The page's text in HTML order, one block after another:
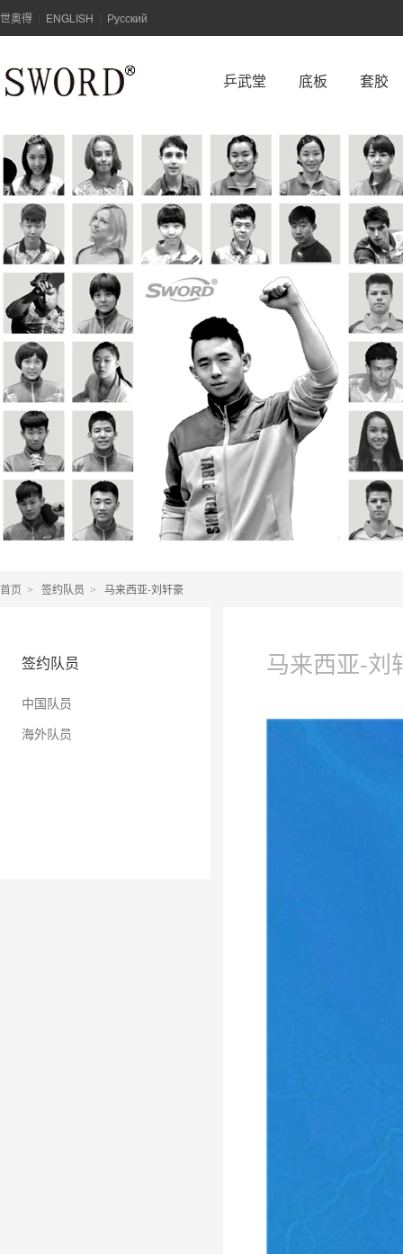
世奥得 ENGLISH Русский
乒武堂 底板 套胶
首页 > 签约队员 > 马来西亚-刘轩豪
签约队员
中国队员
海外队员
马来西亚-刘